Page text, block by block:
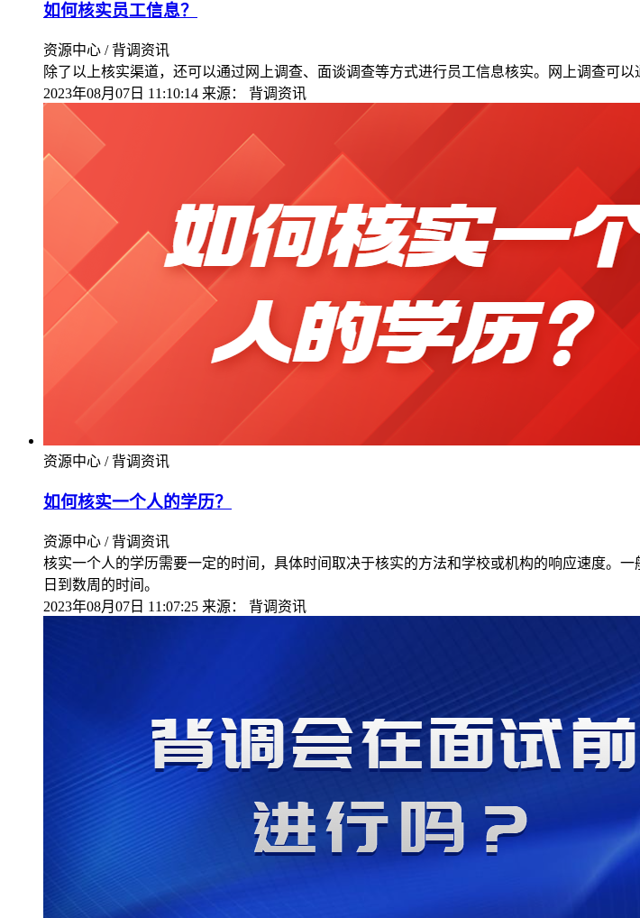
如何核实员工信息？
资源中心 / 背调资讯
除了以上核实渠道，还可以通过网上调查、面谈调查等方式进行员工信息核实。网上调查可
2023年08月07日 11:10:14 来源： 背调资讯
资源中心 / 背调资讯
如何核实一个人的学历？
资源中心 / 背调资讯
核实一个人的学历需要一定的时间，具体时间取决于核实的方法和学校或机构的响应速度。
日到数周的时间。
2023年08月07日 11:07:25 来源： 背调资讯